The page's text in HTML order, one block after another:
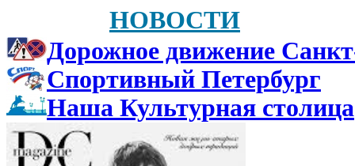
НОВОСТИ
Дорожное движение
Спортивный Петербург
Наша Культурная столица